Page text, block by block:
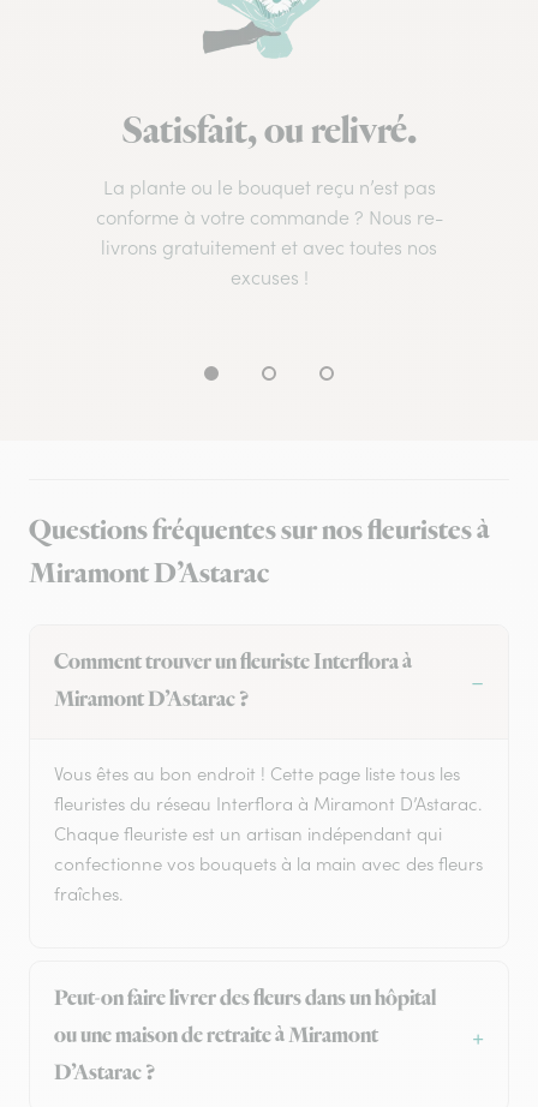
Satisfait, ou relivré.
La plante ou le bouquet reçu n’est pas
conforme à votre commande ? Nous re-
livrons gratuitement et avec toutes nos
excuses !
Questions fréquentes sur nos fleuristes à
Miramont D’Astarac
Comment trouver un fleuriste Interflora à
Miramont D’Astarac ?
Vous êtes au bon endroit ! Cette page liste tous les
fleuristes du réseau Interflora à Miramont D’Astarac.
Chaque fleuriste est un artisan indépendant qui
confectionne vos bouquets à la main avec des fleurs
fraîches.
Peut-on faire livrer des fleurs dans un hôpital
ou une maison de retraite à Miramont
D’Astarac ?